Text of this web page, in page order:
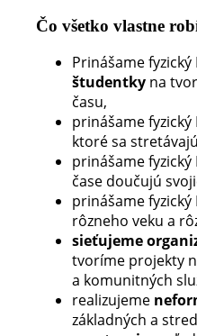
Čo všetko vlastne
Prinášame fyzický
študentky na
času,
prinášame fyzický
ktoré sa
prinášame fyzický
čase doučujú
prinášame fyzický
rôzneho veku a
sieťujeme
tvoríme projekty
a komunitných
realizujeme
základných a